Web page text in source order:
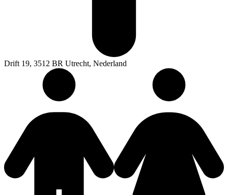
Drift 19, 3512 BR Utrecht, Nederland